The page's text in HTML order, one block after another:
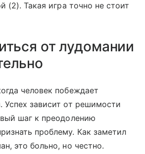
(2). Такая игра точно не стоит
от лудомании
человек побеждает
Успех зависит от решимости
шаг к преодолению
проблему. Как заметил
это больно, но честно.